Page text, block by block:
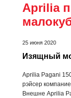
Aprilia
25 июня 2020
Изящный
Aprilia Pagani
рэйсер
Внешне Aprilia